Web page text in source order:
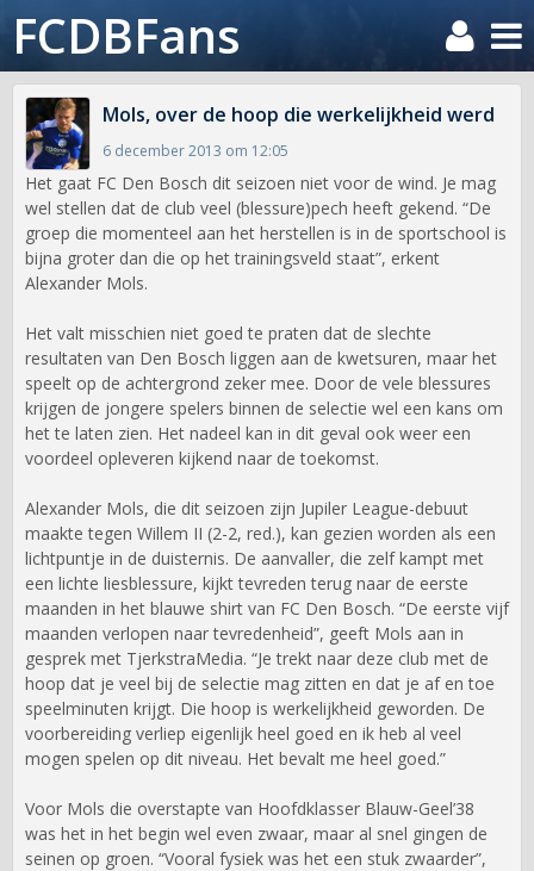
FCDBFans
Mols, over de hoop die werkelijkheid werd
6 december 2013 om 12:05
Het gaat FC Den Bosch dit seizoen niet voor de wind. Je mag
wel stellen dat de club veel (blessure)pech heeft gekend. “De
groep die momenteel aan het herstellen is in de sportschool is
bijna groter dan die op het trainingsveld staat”, erkent
Alexander Mols.
Het valt misschien niet goed te praten dat de slechte
resultaten van Den Bosch liggen aan de kwetsuren, maar het
speelt op de achtergrond zeker mee. Door de vele blessures
krijgen de jongere spelers binnen de selectie wel een kans om
het te laten zien. Het nadeel kan in dit geval ook weer een
voordeel opleveren kijkend naar de toekomst.
Alexander Mols, die dit seizoen zijn Jupiler League-debuut
maakte tegen Willem II (2-2, red.), kan gezien worden als een
lichtpuntje in de duisternis. De aanvaller, die zelf kampt met
een lichte liesblessure, kijkt tevreden terug naar de eerste
maanden in het blauwe shirt van FC Den Bosch. “De eerste vijf
maanden verlopen naar tevredenheid”, geeft Mols aan in
gesprek met TjerkstraMedia. “Je trekt naar deze club met de
hoop dat je veel bij de selectie mag zitten en dat je af en toe
speelminuten krijgt. Die hoop is werkelijkheid geworden. De
voorbereiding verliep eigenlijk heel goed en ik heb al veel
mogen spelen op dit niveau. Het bevalt me heel goed.”
Voor Mols die overstapte van Hoofdklasser Blauw-Geel’38
was het in het begin wel even zwaar, maar al snel gingen de
seinen op groen. “Vooral fysiek was het een stuk zwaarder”,